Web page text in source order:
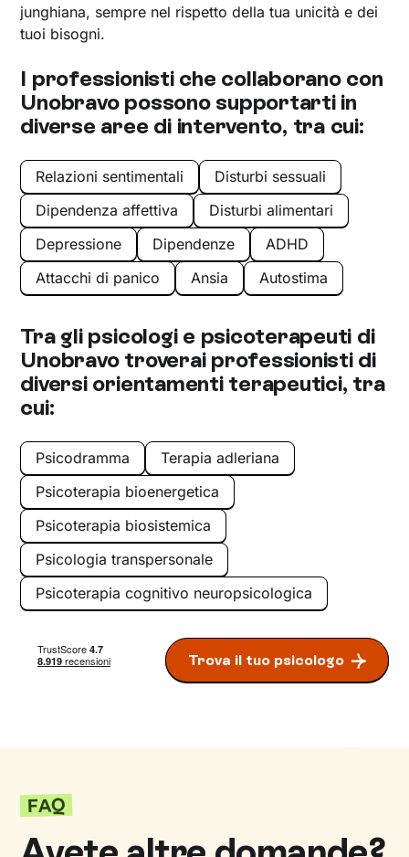
junghiana, sempre nel rispetto della tua unicità e dei
tuoi bisogni.
I professionisti che collaborano con
Unobravo possono supportarti in
diverse aree di intervento, tra cui:
Relazioni sentimentali
Disturbi sessuali
Dipendenza affettiva
Disturbi alimentari
Depressione
Dipendenze
ADHD
Attacchi di panico
Ansia Autostima
Tra gli psicologi e psicoterapeuti di
Unobravo troverai professionisti di
diversi orientamenti terapeutici, tra
cui:
Psicodramma
Terapia adleriana
Psicoterapia bioenergetica
Psicoterapia biosistemica
Psicologia transpersonale
Psicoterapia cognitivo neuropsicologica
Trova il tuo psicologo
FAQ